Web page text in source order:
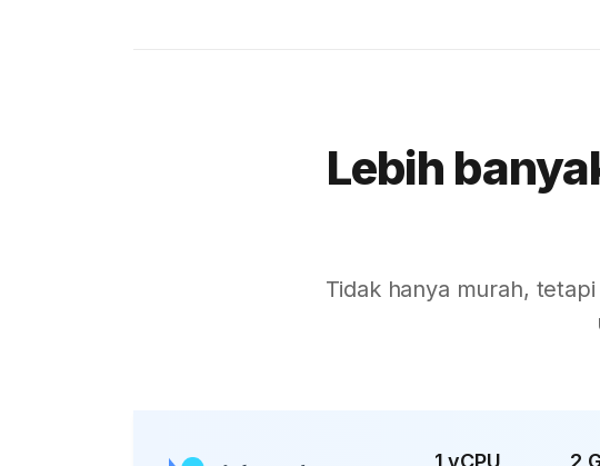
Lebih
Tidak hanya murah,
1 vCPU 2